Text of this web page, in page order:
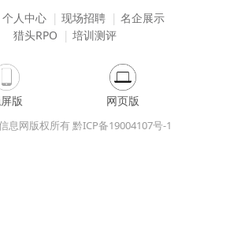
个人中心 现场招聘
名企展示
猎头RPO
培训测评
版 网页版
息网版权所有 黔ICP备19004107号-1